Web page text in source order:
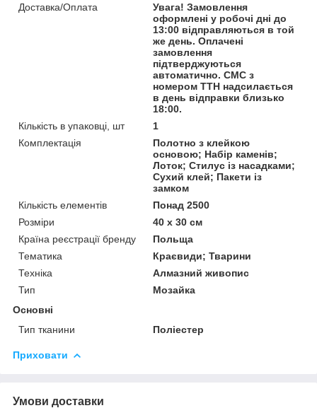
Доставка/Оплата
Увага! Замовлення
оформлені у робочі дні до
13:00 відправляються в той
же день. Оплачені
замовлення
підтверджуються
автоматично. СМС з
номером ТТН надсилається
в день відправки близько
18:00.
Кількість в упаковці, шт
1
Комплектація
Полотно з клейкою
основою; Набір каменів;
Лоток; Стилус із насадками;
Сухий клей; Пакети із
замком
Кількість елементів
Понад 2500
Розміри
40 x 30 см
Країна реєстрації бренду
Польща
Тематика
Краєвиди; Тварини
Техніка
Алмазний живопис
Тип
Мозайка
Основні
Тип тканини
Поліестер
Приховати
Умови доставки